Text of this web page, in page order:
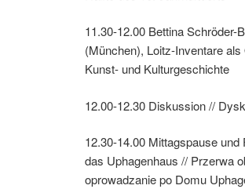
11.30-12.00 Bettina Schröder-
(München), Loitz-Inventare als
Kunst- und Kulturgeschichte
12.00-12.30 Diskussion //
12.30-14.00 Mittagspause und
das Uphagenhaus // Przerwa
oprowadzanie po Domu